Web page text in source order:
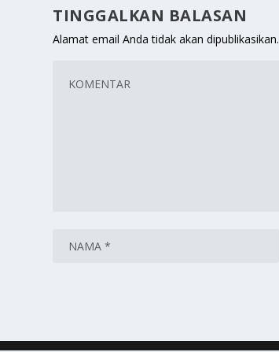
TINGGALKAN BALASAN
Alamat email Anda tidak akan dipublikasikan.